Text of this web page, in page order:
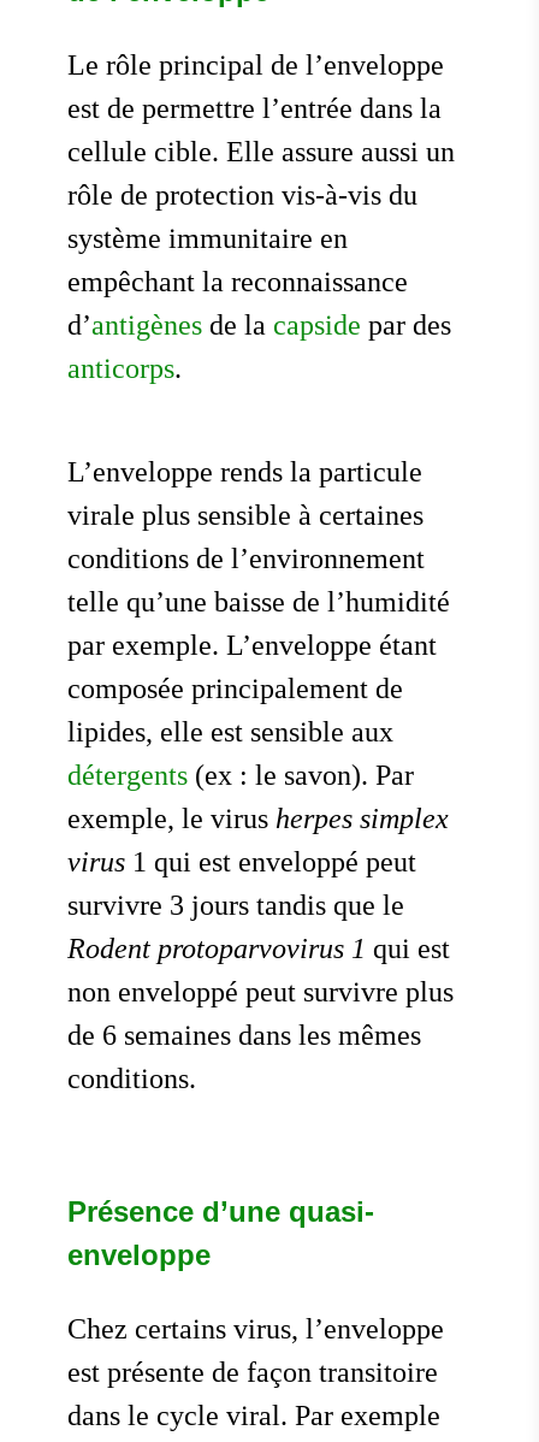
Le rôle principal de l’enveloppe
est de permettre l’entrée dans la
cellule cible. Elle assure aussi un
rôle de protection vis-à-vis du
système immunitaire en
empêchant la reconnaissance
d’antigènes de la capside par des
anticorps.
L’enveloppe rends la particule
virale plus sensible à certaines
conditions de l’environnement
telle qu’une baisse de l’humidité
par exemple. L’enveloppe étant
composée principalement de
lipides, elle est sensible aux
détergents (ex : le savon). Par
exemple, le virus herpes simplex
virus 1 qui est enveloppé peut
survivre 3 jours tandis que le
Rodent protoparvovirus 1 qui est
non enveloppé peut survivre plus
de 6 semaines dans les mêmes
conditions.
Présence d’une quasi-
enveloppe
Chez certains virus, l’enveloppe
est présente de façon transitoire
dans le cycle viral. Par exemple